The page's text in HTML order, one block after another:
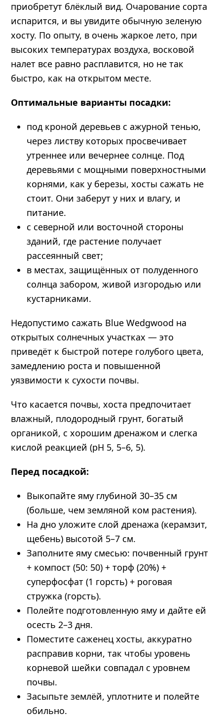
приобретут блёклый вид. Очарование сорта
испарится, и вы увидите обычную зеленую
хосту. По опыту, в очень жаркое лето, при
высоких температурах воздуха, восковой
налет все равно расплавится, но не так
быстро, как на открытом месте.
Оптимальные варианты посадки:
под кроной деревьев с ажурной тенью,
через листву которых просвечивает
утреннее или вечернее солнце. Под
деревьями с мощными поверхностными
корнями, как у березы, хосты сажать не
стоит. Они заберут у них и влагу, и
питание.
с северной или восточной стороны
зданий, где растение получает
рассеянный свет;
в местах, защищённых от полуденного
солнца забором, живой изгородью или
кустарниками.
Недопустимо сажать Blue Wedgwood на
открытых солнечных участках — это
приведёт к быстрой потере голубого цвета,
замедлению роста и повышенной
уязвимости к сухости почвы.
Что касается почвы, хоста предпочитает
влажный, плодородный грунт, богатый
органикой, с хорошим дренажом и слегка
кислой реакцией (рН 5, 5–6, 5).
Перед посадкой:
Выкопайте яму глубиной 30–35 см
(больше, чем земляной ком растения).
На дно уложите слой дренажа (керамзит,
щебень) высотой 5–7 см.
Заполните яму смесью: почвенный грунт
+ компост (50: 50) + торф (20%) +
суперфосфат (1 горсть) + роговая
стружка (горсть).
Полейте подготовленную яму и дайте ей
осесть 2–3 дня.
Поместите саженец хосты, аккуратно
расправив корни, так чтобы уровень
корневой шейки совпадал с уровнем
почвы.
Засыпьте землёй, уплотните и полейте
обильно.